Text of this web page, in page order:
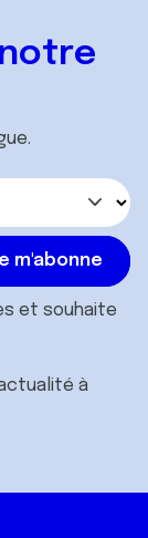
et souhaite
à